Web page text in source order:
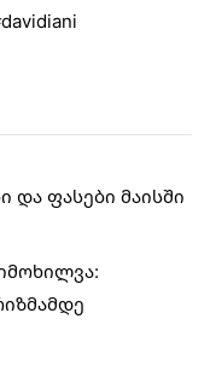
და ფასები მაისში